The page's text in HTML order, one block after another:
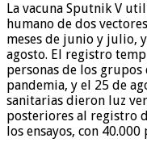
La vacuna Sputnik V
humano de dos
meses de junio y julio,
agosto. El registro
personas de los
pandemia, y el 25 de
sanitarias dieron luz
posteriores al registro
los ensayos, con